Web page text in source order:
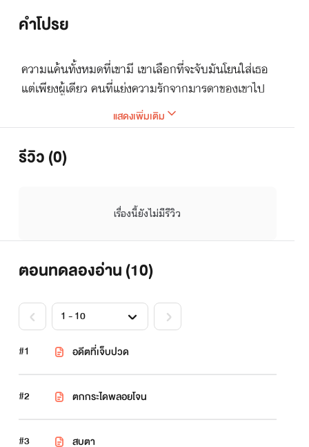
คำโปรย
ความแค้นทั้งหมดที่เขามี เขาเลือกที่จะจับมันโยนใส่เธอ
แต่เพียงผู้เดียว คนที่แย่งความรักจากมารดาของเขาไป
จนหมด และเธอจะสามารถเปลี่ยนความแค้นที่เขามีให้
กลายเป็นความรักได้หรือไม่
แสดงเพิ่มเติม
รีวิว (0)
เรื่องนี้ยังไม่มีรีวิว
ตอนทดลองอ่าน (10)
#1 อดีตที่เจ็บปวด
#2 ตกกระไดพลอยโจน
#3 สบตา